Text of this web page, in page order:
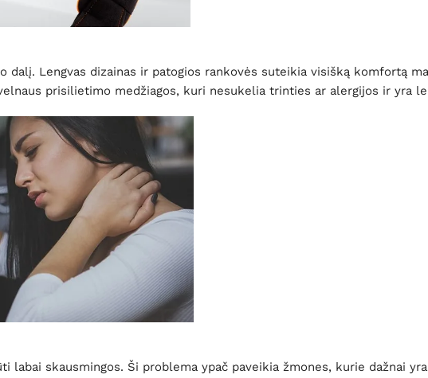
Lengvas dizainas ir patogios rankovės suteikia visišką komfortą
prisilietimo medžiagos, kuri nesukelia trinties ar alergijos ir yra
skausmingos. Ši problema ypač paveikia žmones, kurie dažnai